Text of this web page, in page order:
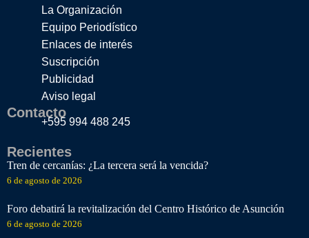
La Organización
Equipo Periodístico
Enlaces de interés
Suscripción
Publicidad
Aviso legal
Contacto
+595 994 488 245
Recientes
Tren de cercanías: ¿La tercera será la vencida?
6 de agosto de 2026
Foro debatirá la revitalización del Centro Histórico de Asunción
6 de agosto de 2026